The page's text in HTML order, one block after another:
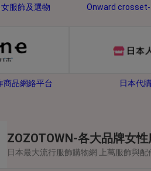
服飾及選物 Onward crosset-
商品網絡平台 日本代
ZOZOTOWN-各大品牌女
日本最大流行服飾購物網 上萬服飾與